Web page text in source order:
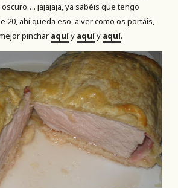
jajajaja, ya sabéis que tengo
20, ahí queda eso, a ver como os portáis,
pinchar aquíy aquíy aquí.